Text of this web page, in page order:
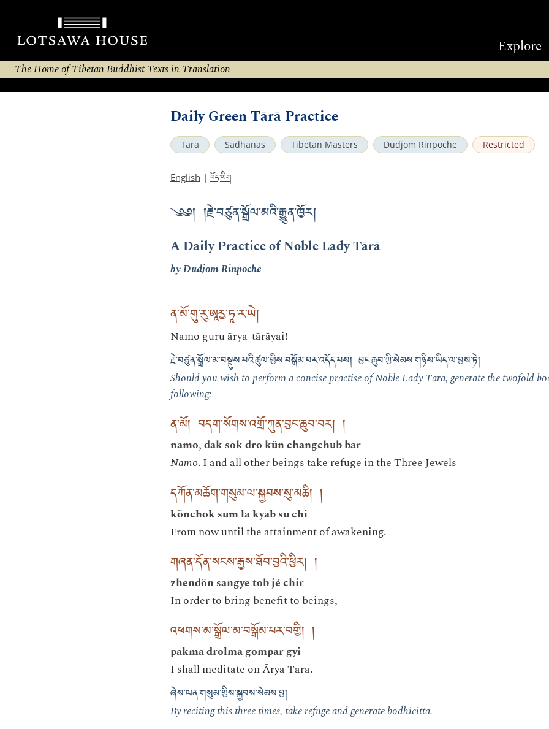
Explore
The Home of Tibetan Buddhist Texts in Translation
Daily Green Tārā Practice
Tārā Sādhanas Tibetan Masters Dudjom Rinpoche Restricted
English | བོད་ཡིག
༄༅། །རྗེ་བཙུན་སྒྲོལ་མའི་རྒྱུན་ཁྱོར།
A Daily Practice of Noble Lady Tārā
by Dudjom Rinpoche
ན་མོ་གུ་རུ་ཨཱརྱ་ཏཱ་ར་ཡེ།
Namo guru ārya-tārāyai!
རྗེ་བཙུན་སྒྲོལ་མ་བསྡུས་པའི་ཚུལ་གྱིས་བསྒོམ་པར་འདོད་པས། བྱང་ཆུབ་ཀྱི་སེམས་གཉིས་ཡིད་ལ་བྱས་ཏེ།
Should you wish to perform a concise practise of Noble Lady Tārā, generate the twofold
following:
ན་མོ། བདག་སོགས་འགྲོ་ཀུན་བྱང་ཆུབ་བར། །
namo, dak sok dro kün changchub bar
Namo. I and all other beings take refuge in the Three Jewels
དཀོན་མཆོག་གསུམ་ལ་སྐྱབས་སུ་མཆི། །
könchok sum la kyab su chi
From now until the attainment of awakening.
གཞན་དོན་སངས་རྒྱས་ཐོབ་བྱའི་ཕྱིར། །
zhendön sangye tob jé chir
In order to bring benefit to beings,
འཕགས་མ་སྒྲོལ་མ་བསྒོམ་པར་བགྱི། །
pakma drolma gompar gyi
I shall meditate on Ārya Tārā.
ཞེས་ལན་གསུམ་གྱིས་སྐྱབས་སེམས་བྱ།
By reciting this three times, take refuge and generate bodhicitta.